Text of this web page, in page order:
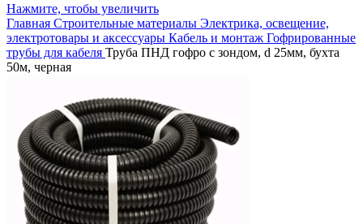
Нажмите, чтобы увеличить
Главная Строительные материалы Электрика, освещение,
электротовары и аксессуары Кабель и монтаж Гофрированные
трубы для кабеля Труба ПНД гофро с зондом, d 25мм, бухта
50м, черная